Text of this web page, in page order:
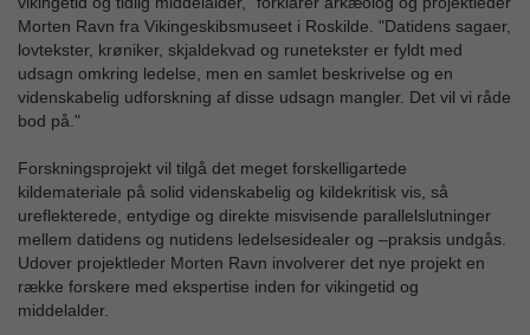
Morten Ravn fra Vikingeskibsmuseet i Roskilde. "Datidens sagaer,
lovtekster, krøniker, skjaldekvad og runetekster er fyldt med
udsagn omkring ledelse, men en samlet beskrivelse og en
videnskabelig udforskning af disse udsagn mangler. Det vil vi råde
bod på."
Forskningsprojekt vil tilgå det meget forskelligartede
kildemateriale på solid videnskabelig og kildekritisk vis, så
ureflekterede, entydige og direkte misvisende parallelslutninger
mellem datidens og nutidens ledelsesidealer og –praksis undgås.
Udover projektleder Morten Ravn involverer det nye projekt en
række forskere med ekspertise inden for vikingetid og
middelalder.